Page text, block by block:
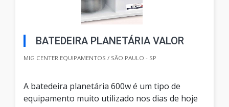
BATEDEIRA PLANETÁRIA VALOR
MIG CENTER EQUIPAMENTOS / SÃO PAULO - SP
A batedeira planetária 600w é um tipo de
equipamento muito utilizado nos dias de hoje